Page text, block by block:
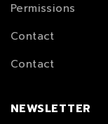
Permissions
Contact
Contact
NEWSLETTER